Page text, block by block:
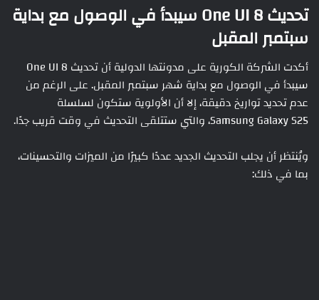
تحديث One UI 8 سيبدأ في الوصول مع بداية
سبتمبر المقبل
أكدت الشركة الكورية على مدونتها الدولية أن تحديث One UI 8
سيبدأ في الوصول مع بداية شهر سبتمبر المقبل. على الرغم من
عدم تحديد تواريخ دقيقة، إلا أن الأولوية ستكون لسلسلة
Samsung Galaxy S25، والتي ستتلقى التحديث في وقت قريب جدًا.
ويُنتظر أن يجلب التحديث الجديد عددًا كبيرًا من الميزات والتحسينات،
بما في ذلك: